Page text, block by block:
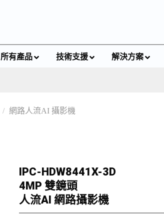
所有產品 技術支援 解決方案
/ 網路人流AI 攝影機
IPC-HDW8441X-3D
4MP 雙鏡頭
人流AI 網路攝影機